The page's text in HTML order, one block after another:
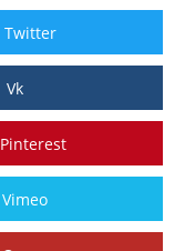
Twitter
Vk
Pinterest
Vimeo